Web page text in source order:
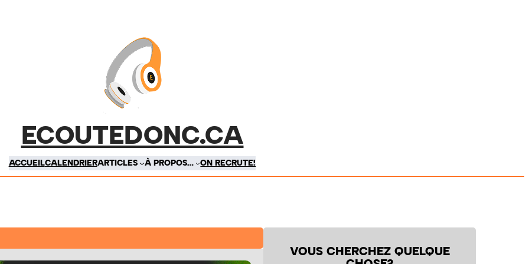
ECOUTEDONC.CA
ACCUEILCALENDRIERARTICLES À PROPOS… ON RECRUTE!
VOUS CHERCHEZ QUELQUE